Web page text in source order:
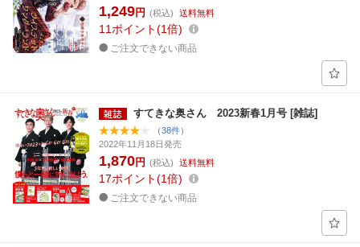
1,249円 (税込) 送料無料
11 ポイント 1倍
ご注文できない商品
すてきな奥さん 2023新春1月号 [雑誌]
（38件）
2022年11月18日発売
1,870円 (税込) 送料無料
17ポイント 1倍
ご注文できない商品